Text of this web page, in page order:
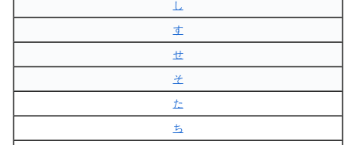
し
す
せ
そ
た
ち